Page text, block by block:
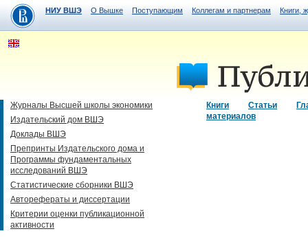
НИУ ВШЭ О Вышке Поступающим Коллегам и партнерам Книги,
Книги Статьи
материалов
Журналы Высшей школы экономики
Издательский дом ВШЭ
Доклады ВШЭ
Препринты Издательского дома и
Программы фундаментальных
исследований ВШЭ
Статистические сборники ВШЭ
Авторефераты и диссертации
Критерии оценки публикационной
активности